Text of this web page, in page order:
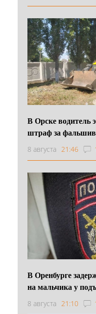
В Орске водитель
штраф за
8 августа 21:46
В Оренбурге
на мальчика у
8 августа 21:10